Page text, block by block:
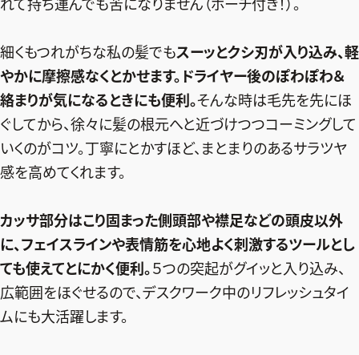
れて持ち運んでも苦になりません（ポーチ付き！）。
細くもつれがちな私の髪でもスーッとクシ刃が入り込み、軽
やかに摩擦感なくとかせます。ドライヤー後のぽわぽわ＆
絡まりが気になるときにも便利。そんな時は毛先を先にほ
ぐしてから、徐々に髪の根元へと近づけつつコーミングして
いくのがコツ。丁寧にとかすほど、まとまりのあるサラツヤ
感を高めてくれます。
カッサ部分はこり固まった側頭部や襟足などの頭皮以外
に、フェイスラインや表情筋を心地よく刺激するツールとし
ても使えてとにかく便利。５つの突起がグイッと入り込み、
広範囲をほぐせるので、デスクワーク中のリフレッシュタイ
ムにも大活躍します。